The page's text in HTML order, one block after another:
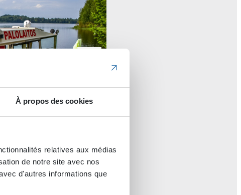
À propos des cookies
relatives aux médias
de notre site avec nos
d'autres informations que